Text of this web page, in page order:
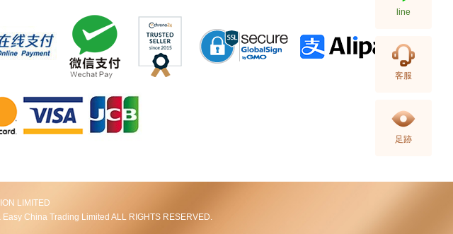
LIMITED
China Trading Limited ALL RIGHTS RESERVED.
line
客服
足跡